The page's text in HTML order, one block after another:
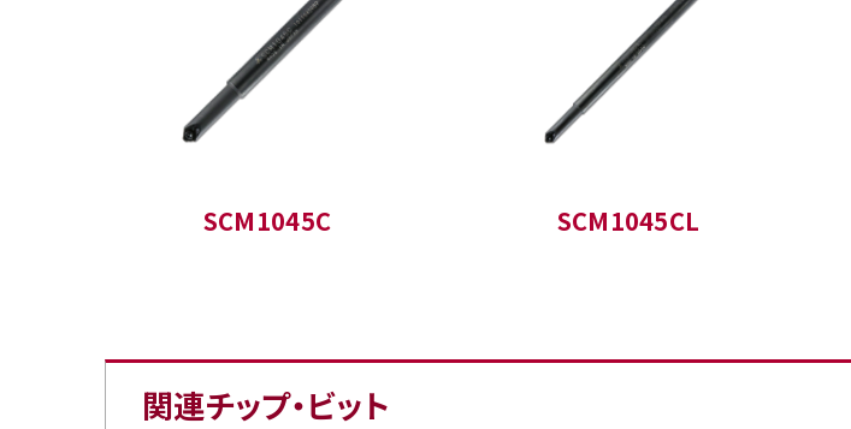
SCM1045C SCM1045CL
関連チップ・ビット